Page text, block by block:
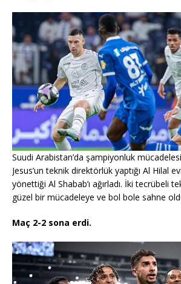
Suudi Arabistan’da şampiyonluk
Jesus’un teknik direktörlük yaptığı Al Hilal
yönettiği Al Shabab’ı ağırladı. İki tecrübeli
güzel bir mücadeleye ve bol bole sahne
Maç 2-2 sona erdi.